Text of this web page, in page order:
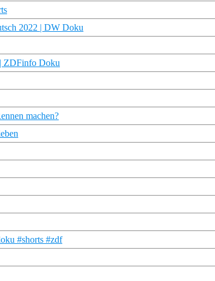
2022 | DW Doku
ZDFinfo Doku
machen?
#shorts #zdf